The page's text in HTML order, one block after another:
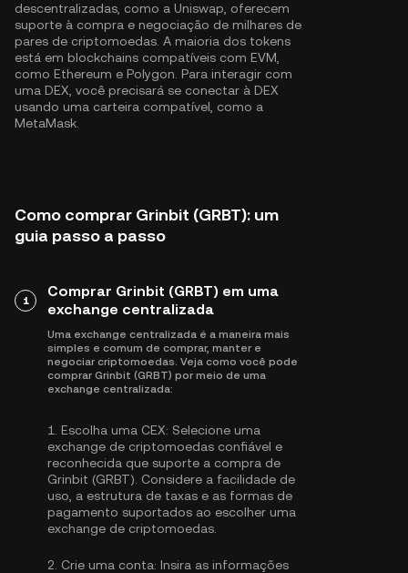
descentralizadas, como a Uniswap, oferecem
suporte à compra e negociação de milhares de
pares de criptomoedas. A maioria dos tokens
está em blockchains compatíveis com EVM,
como Ethereum e Polygon . Para interagir com
uma DEX, você precisará se conectar à DEX
usando uma carteira compatível, como a
MetaMask.
Como comprar Grinbit (GRBT): um
guia passo a passo
1
Comprar Grinbit (GRBT) em uma
exchange centralizada
Uma exchange centralizada é a maneira mais
simples e comum de comprar, manter e
negociar criptomoedas. Veja como você pode
comprar Grinbit (GRBT) por meio de uma
exchange centralizada:
1. Escolha uma CEX: Selecione uma
exchange de criptomoedas confiável e
reconhecida que suporte a compra de
Grinbit (GRBT). Considere a facilidade de
uso, a estrutura de taxas e as formas de
pagamento suportados ao escolher uma
exchange de criptomoedas.
2. Crie uma conta: Insira as informações